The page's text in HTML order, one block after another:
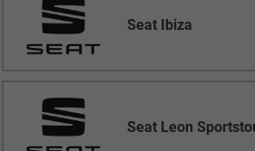
Seat Ibiza
Seat Leon